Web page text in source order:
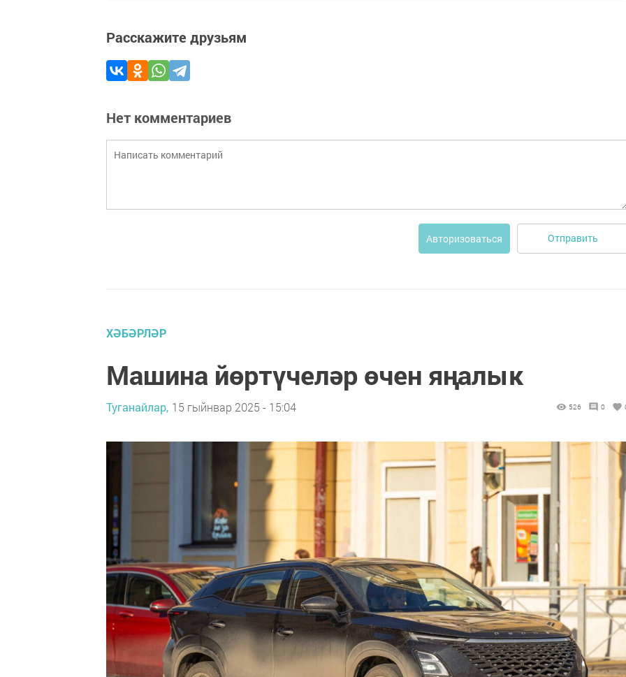
Расскажите друзьям
Нет комментариев
Авторизоваться Отправить
ХӘБӘРЛӘР
Машина йөртүчеләр өчен яңалык
Туганайлар, 15 гыйнвар 2025 - 15:04 526 0